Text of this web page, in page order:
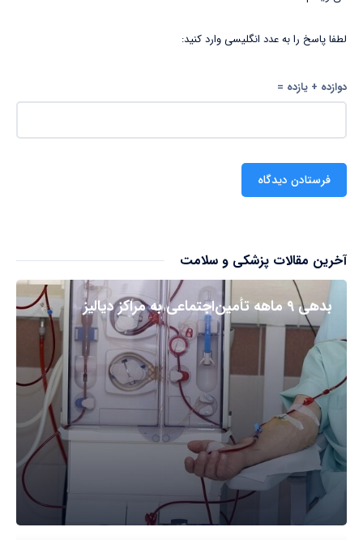
لطفا پاسخ را به عدد انگلیسی وارد کنید:
دوازده + یازده =
آخرین مقالات پزشکی و سلامت
بدهی ۹ ماهه تأمین‌اجتماعی به مراکز دیالیز